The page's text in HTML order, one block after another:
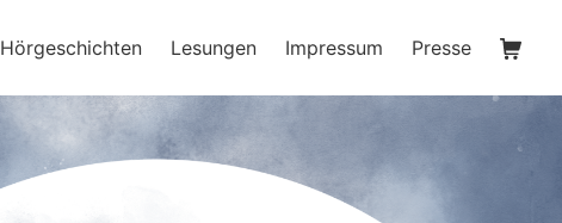
Hörgeschichten Lesungen Impressum Presse